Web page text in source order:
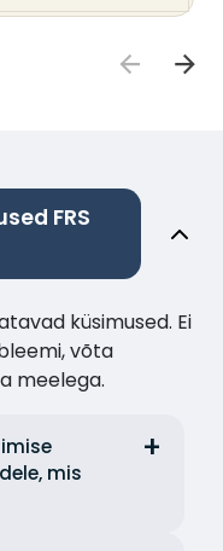
FRS
küsimused. Ei
võta
meelega.
mis